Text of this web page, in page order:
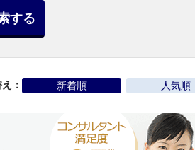
する
： 新着順 人気順